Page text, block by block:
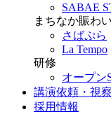
SABAE
まちなか賑わい
さばぷら
La Tempo
研修
オープン
講演依頼・視
採用情報